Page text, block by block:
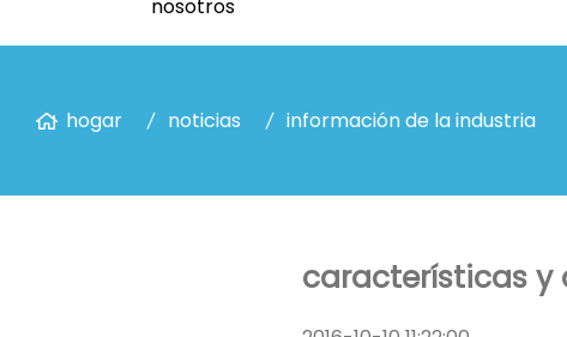
nosotros
hogar noticias información de la industria
características